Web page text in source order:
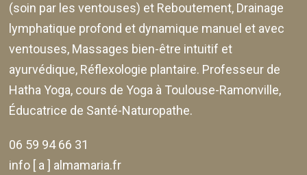
(soin par les ventouses) et Reboutement, Drainage
lymphatique profond et dynamique manuel et avec
ventouses, Massages bien-être intuitif et
ayurvédique, Réflexologie plantaire. Professeur de
Hatha Yoga, cours de Yoga à Toulouse-Ramonville,
Éducatrice de Santé-Naturopathe.
06 59 94 66 31
info [ a ] almamaria.fr